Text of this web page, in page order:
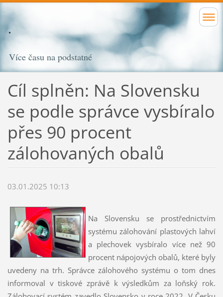
Více času na podstatné
Cíl splněn: Na Slovensku
se podle správce vysbíralo
přes 90 procent
zálohovaných obalů
03.01.2025 10:13
Na Slovensku se prostřednictvím
systému zálohování plastových lahví
a plechovek vysbíralo více než 90
procent nápojových obalů, které byly
uvedeny na trh. Správce zálohového systému o tom dnes
informoval v tiskové zprávě k výsledkům za loňský rok.